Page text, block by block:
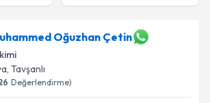
Oğuzhan Çetin
, Tavşanlı
Değerlendirme)